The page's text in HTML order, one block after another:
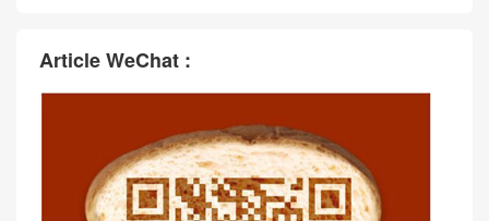
Article WeChat :